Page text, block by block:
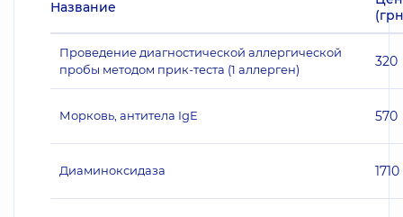
Название
Проведение диагностической аллергической
пробы методом прик-теста (1 аллерген)
320
Морковь, антитела IgE 570
Диаминоксидаза 1710